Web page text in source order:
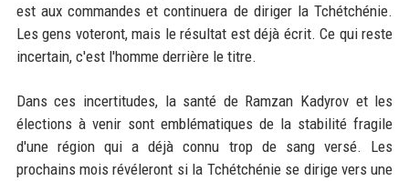
est aux commandes et continuera de diriger la Tchétchénie.
Les gens voteront, mais le résultat est déjà écrit. Ce qui reste
incertain, c'est l'homme derrière le titre.
Dans ces incertitudes, la santé de Ramzan Kadyrov et les
élections à venir sont emblématiques de la stabilité fragile
d'une région qui a déjà connu trop de sang versé. Les
prochains mois révéleront si la Tchétchénie se dirige vers une